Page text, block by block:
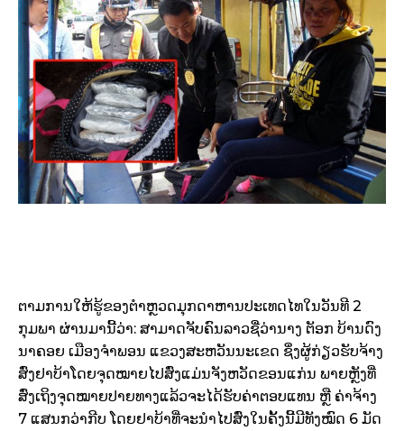
ຕາມ​ການ​ໃຫ້​ຮູ້​ຂອງ​ຕຳ­ຫຼວດ​ມຸກ­ດາ​ຫານ​ປະ­ເທດ​ໄທ​ໃນ​ວັນ​ທີ 2
ກຸມ­ພາ ຜ່ານ​ມາ​ນີ້​ວ່າ: ສາ­ມາດ​ຈັບ​ຄົນ​ລາວ​ຊື່­ວ່າ​ນາງ ຕັອກ ບ້ານ​ດົງ​
ນາ​ຄອຍ ເມືອງ​ຈຳ​ພອນ ແຂວງ​ສະ­ຫວັນ​ນະ​ເຂດ ຊຶ່ງ​ຜູ້­ກ່ຽວ​ຮັບ­ຈ້າງ​
ສົ່ງ​ຢາ​ບ້າ​ໂດຍ​ຈຸດ­ໝາຍ​ໄປ​ສົ່ງ​ແມ່ນ​ຈັງ­ຫວັດ​ຂອນ​ແກ່ນ ພາຍ­ຫຼັງ​ທີ່​
ສົ່ງ​ເຖິງ​ຈຸດ­ໝາຍ​ປາຍ­ທາງ​ແລ້ວ​ຈະ​ໄດ້​ຮັບ​ຄ່າ​ຕອບ​ແທນ ຫຼື ຄ່າ​ຈ້າງ
7 ແສນ​ກວ່າ​ກີບ ໂດຍ​ຢາ​ບ້າ​ທີ່​ຈະ​ນຳ­ໄປ​ສົ່ງ​ໃນ​ຄັ້ງ​ນີ້​ມີ​ທັງ​ໝົດ 6 ມັດ